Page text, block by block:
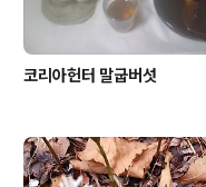
코리아헌터 말굽버섯